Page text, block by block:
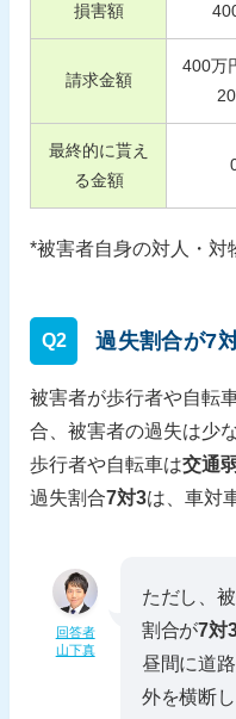
損害額
請求金額
400万
20
最終的に貰え
る金額
*被害者自身の対人・対
Q2 過失割合が7
被害者が歩行者や自転
合、被害者の過失は少
歩行者や自転車は交通
過失割合7対3は、車対
回答者
山下真
ただし、
割合が7対
昼間に道
外を横断